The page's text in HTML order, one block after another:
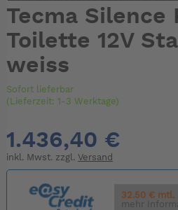
Tecma Silence
Toilette 12V
weiss
Sofort lieferbar
(Lieferzeit: 1-3 Werktage)
1.436,40 €
inkl. Mwst. zzgl. Versand
32.50 € mtl.
mehr